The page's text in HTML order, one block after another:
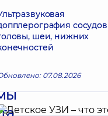
Анжела
Валерьевна
Эндоскопист;
Запись к врачусосудов
шеи, нижних
07.08.2026